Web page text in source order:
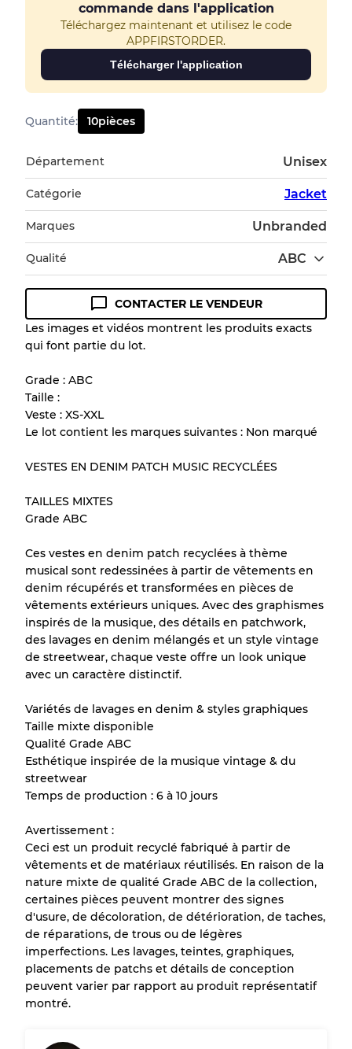
commande dans l'application
Téléchargez maintenant et utilisez le code
APPFIRSTORDER.
Télécharger l'application
Quantité: 10pièces
Département Unisex
Catégorie Jacket
Marques Unbranded
Qualité ABC
Guide des conditions
Tous les produits incluent un niveau de
de chaque article avant l'achat.
Il y a une marge d'erreur allant jusqu'à
en raison de la vente en gros
Notre système à 3 niveaux
Qualité BPeu utilisé
Usure visible avec taches
Répartition pour ratios mixtes
Qualité AB
Qualité BC
60% B, 40% C
Qualité ABC
CONTACTER LE VENDEUR
Les images et vidéos montrent les produits exacts
qui font partie du lot.
Grade : ABC
Taille :
Veste : XS-XXL
Le lot contient les marques suivantes : Non marqué
VESTES EN DENIM PATCH MUSIC RECYCLÉES
TAILLES MIXTES
Grade ABC
Ces vestes en denim patch recyclées à thème
musical sont redessinées à partir de vêtements en
denim récupérés et transformées en pièces de
vêtements extérieurs uniques. Avec des graphismes
inspirés de la musique, des détails en patchwork,
des lavages en denim mélangés et un style vintage
de streetwear, chaque veste offre un look unique
avec un caractère distinctif.
Variétés de lavages en denim & styles graphiques
Taille mixte disponible
Qualité Grade ABC
Esthétique inspirée de la musique vintage & du
streetwear
Temps de production : 6 à 10 jours
Avertissement :
Ceci est un produit recyclé fabriqué à partir de
vêtements et de matériaux réutilisés. En raison de la
nature mixte de qualité Grade ABC de la collection,
certaines pièces peuvent montrer des signes
d'usure, de décoloration, de détérioration, de taches,
de réparations, de trous ou de légères
imperfections. Les lavages, teintes, graphiques,
placements de patchs et détails de conception
peuvent varier par rapport au produit représentatif
montré.